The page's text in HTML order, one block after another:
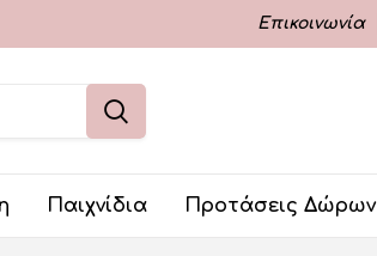
Επικοινωνία
Παιχνίδια Προτάσεις Δώρων